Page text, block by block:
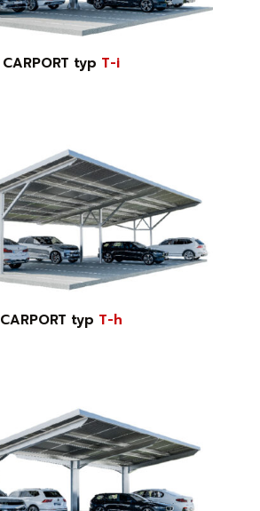
CARPORT typ T-i
CARPORT typ T-h